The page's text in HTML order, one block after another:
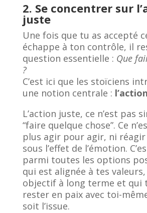
2. Se concentrer sur
juste
Une fois que tu as accepté
échappe à ton contrôle, il
question essentielle : Que
?
C’est ici que les stoïciens
une notion centrale :
L’action juste, ce n’est pas
“faire quelque chose”. Ce
plus agir pour agir, ni réagir
sous l’effet de l’émotion.
parmi toutes les options
qui est alignée à tes
objectif à long terme et qui
rester en paix avec toi-
soit l’issue.